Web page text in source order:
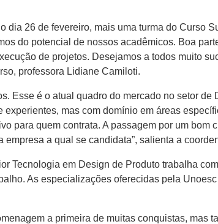
dia 26 de fevereiro, mais uma turma do Curso
do potencial de nossos acadêmicos. Boa
de projetos. Desejamos a todos muito
professora Lidiane Camiloti.
Esse é o atual quadro do mercado no setor de
mas com domínio em áreas
para quem contrata. A passagem por um
a qual se candidata”, salienta a
Tecnologia em Design de Produto trabalha
As especializações oferecidas pela
a primeira de muitas conquistas, mas